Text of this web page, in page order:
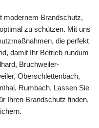
modernem Brandschutz,
zu schützen. Mit uns
die perfekt
damit Ihr Betrieb rundum
Bruchweiler-
Oberschlettenbach,
Rumbach. Lassen Sie
Ihren Brandschutz finden,